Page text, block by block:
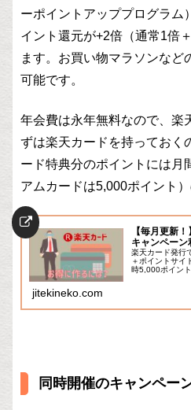
ーポイントアッププログラム
イント還元が+2倍（通常1倍
ます。お買い物マラソンなど
可能です。
年会費は永年無料なので、楽
ずは楽天カードを持っておく
ード特典分のポイントには月
アムカードは5,000ポイント
【毎月更新
キャンペーン
楽天カード発行
＋ポイントサイ
時5,000ポイン
ントに増額され
jitekineko.com
同時開催のキャンペー